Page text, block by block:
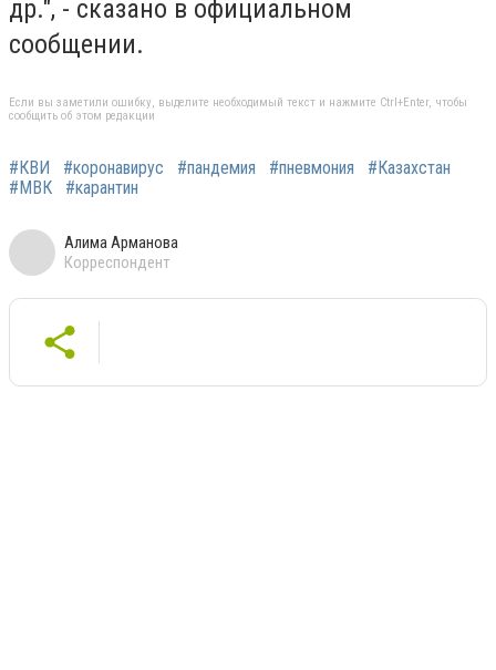
др.", - сказано в официальном
сообщении.
Если вы заметили ошибку, выделите необходимый текст и нажмите Ctrl+Enter, чтобы
сообщить об этом редакции
#КВИ #коронавирус #пандемия #пневмония
#Казахстан
#МВК
#карантин
Алима Арманова
Корреспондент